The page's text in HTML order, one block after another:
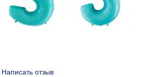
Написать отзыв